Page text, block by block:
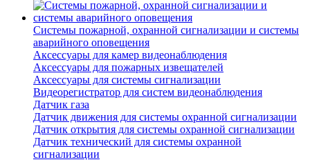
Системы пожарной, охранной сигнализации и системы
аварийного оповещения
Аксессуары для камер видеонаблюдения
Аксессуары для пожарных извещателей
Аксессуары для системы сигнализации
Видеорегистратор для систем видеонаблюдения
Датчик газа
Датчик движения для системы охранной сигнализации
Датчик открытия для системы охранной сигнализации
Датчик технический для системы охранной
сигнализации